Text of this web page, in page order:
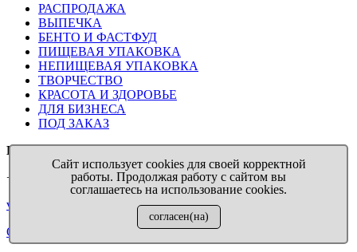
РАСПРОДАЖА
ВЫПЕЧКА
БЕНТО И ФАСТФУД
ПИЩЕВАЯ УПАКОВКА
НЕПИЩЕВАЯ УПАКОВКА
ТВОРЧЕСТВО
КРАСОТА И ЗДОРОВЬЕ
ДЛЯ БИЗНЕСА
ПОД ЗАКАЗ
Выручалочка™ Бумага на всякий случай
+7 911 009 04 11
virupaper@yandex.ru
Отправить запрос
Сайт использует cookies для своей корректной
работы. Продолжая работу с сайтом вы
соглашаетесь на использование cookies.
согласен(на)